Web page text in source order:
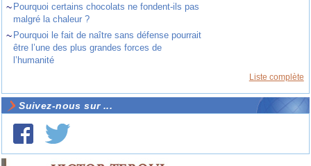
~ Pourquoi certains chocolats ne fondent-ils pas
malgré la chaleur ?
~ Pourquoi le fait de naître sans défense pourrait
être l’une des plus grandes forces de
l’humanité
Liste complète
Suivez-nous sur ...